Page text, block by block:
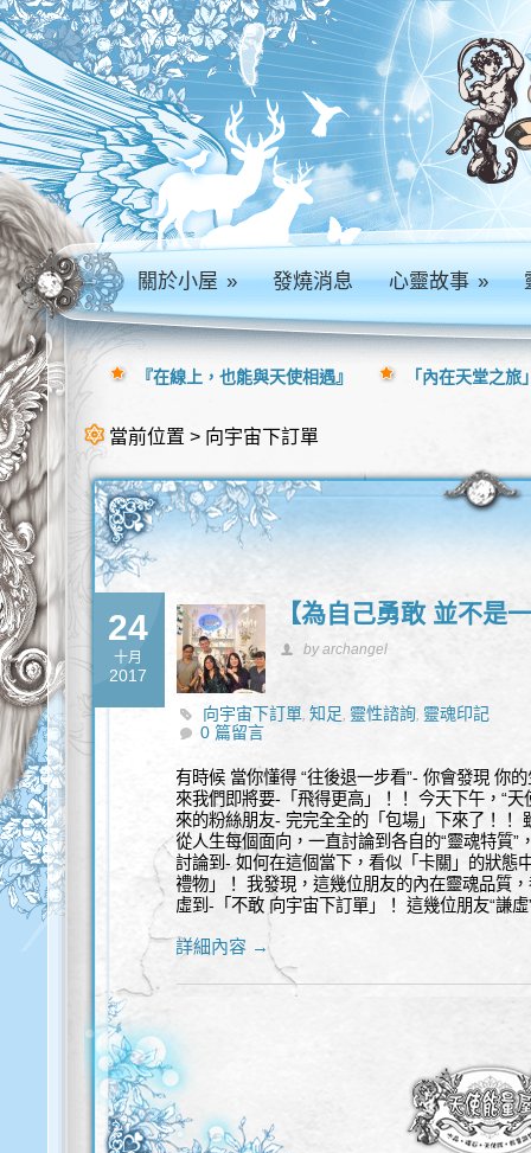
關於小屋» 發燒消息 心靈故事»
當前位置 > 向宇宙下訂單
24
十月
2017
【為自己勇敢 並不是
by archangel
向宇宙下訂單,知足, 靈性諮詢, 靈魂印記
0 篇留言
有時候 當你懂得 “往後退一步看”- 你會發現 你
來我們即將要-「飛得更高」！！ 今天下午，“
來的粉絲朋友- 完完全全的「包場」下來了！！
從人生每個面向，一直討論到各自的“靈魂特質”
討論到- 如何在這個當下，看似「卡關」的狀態
禮物」！ 我發現，這幾位朋友的內在靈魂品質
虛到-「不敢 向宇宙下訂單」！ 這幾位朋友“謙虛
詳細內容 →
『在線上，也能與天使相遇』 「內在天堂之